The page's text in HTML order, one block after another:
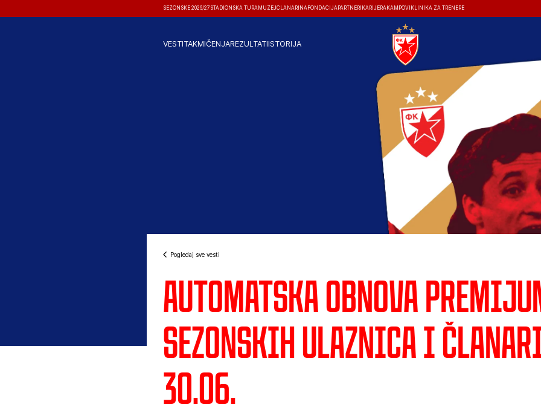
SEZONSKE 2026/27 STADIONSKA TURA MUZEJČLANARINA FONDACIJA PARTNERI KARIJERA KAMPOVI KLINIKA ZA TRENERE
VESTITAKMIČENJAREZULTATIISTORIJA
Pogledaj sve vesti
Automatska obnova
sezonskih ulaznica i
30.06.